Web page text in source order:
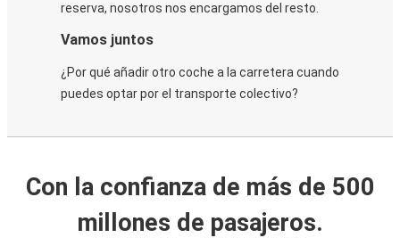
reserva, nosotros nos encargamos del resto.
Vamos juntos
¿Por qué añadir otro coche a la carretera cuando
puedes optar por el transporte colectivo?
Con la confianza de más de 500
millones de pasajeros.